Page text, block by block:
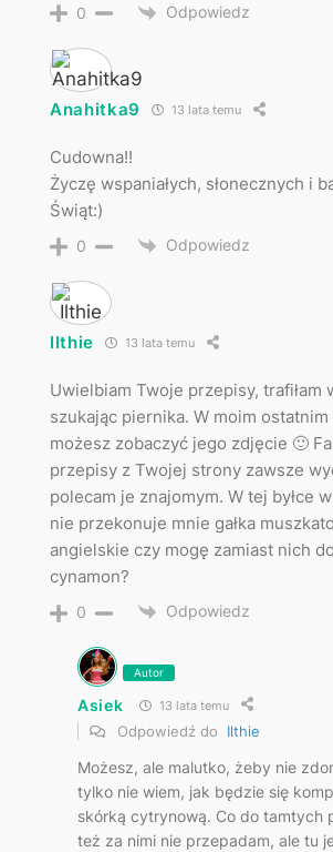
0 Odpowiedz
Anahitka9 13 lata temu
Cudowna!!
Życzę wspaniałych, słonecznych i
Świąt:)
0 Odpowiedz
Ilthie 13 lata temu
Uwielbiam Twoje przepisy, trafiłam
szukając piernika. W moim
możesz zobaczyć jego zdjęcie 🙂
przepisy z Twojej strony zawsze
polecam je znajomym. W tej byłce
nie przekonuje mnie gałka
angielskie czy mogę zamiast nich
cynamon?
0 Odpowiedz
Autor
Asiek 13 lata temu
Odpowiedź do Ilthie
Możesz, ale malutko, żeby nie
tylko nie wiem, jak będzie się
skórką cytrynową. Co do tamtych
też za nimi nie przepadam, ale tu